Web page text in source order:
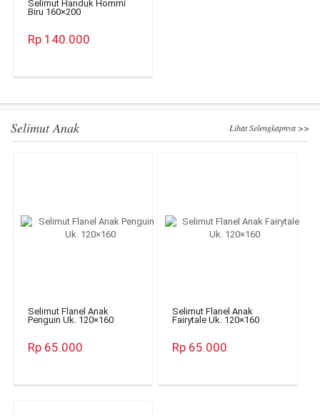
Selimut Handuk Hommi
Biru 160×200
Rp 140.000
Selimut Anak Lihat Selengkapnya >>
Selimut Flanel Anak
Penguin Uk. 120×160
Rp 65.000
Selimut Flanel Anak
Fairytale Uk. 120×160
Rp 65.000